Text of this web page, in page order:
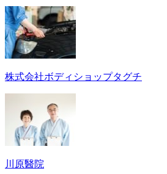
株式会社ボディショップタグチ
川原醫院